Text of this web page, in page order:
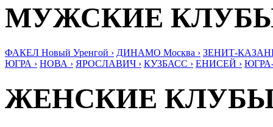
МУЖСКИЕ
ФАКЕЛ Новый Уренгой › ДИНАМО Москва › ЗЕНИТ-
ЮГРА › НОВА › ЯРОСЛАВИЧ › КУЗБАСС › ЕНИСЕЙ ›
ЖЕНСКИЕ